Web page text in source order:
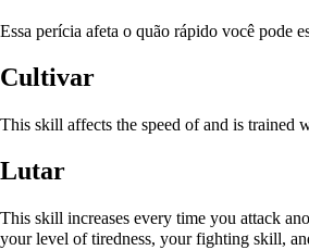
Essa perícia afeta o quão rápido você pode
Cultivar
This skill affects the speed of and is trained
Lutar
This skill increases every time you attack
your level of tiredness, your fighting skill,